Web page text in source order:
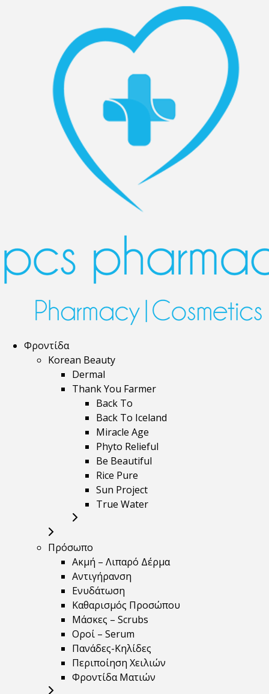
Φροντίδα
Korean Beauty
Dermal
Thank You Farmer
Back To
Back To Iceland
Miracle Age
Phyto Relieful
Be Beautiful
Rice Pure
Sun Project
True Water
Πρόσωπο
Ακμή – Λιπαρό Δέρμα
Αντιγήρανση
Ενυδάτωση
Καθαρισμός Προσώπου
Μάσκες – Scrubs
Οροί – Serum
Πανάδες-Κηλίδες
Περιποίηση Χειλιών
Φροντίδα Ματιών